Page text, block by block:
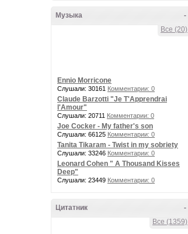
-
Музыка
Все (20)
Ennio Morricone
Слушали: 30161 Комментарии: 0
Claude Barzotti "Je T'Apprendrai
l'Amour"
Слушали: 20711 Комментарии: 0
Joe Cocker - My father's son
Слушали: 66125 Комментарии: 0
Tanita Tikaram - Twist in my sobriety
Слушали: 33246 Комментарии: 0
Leonard Cohen " A Thousand Kisses
Deep"
Слушали: 23449 Комментарии: 0
-
Цитатник
Все (1359)